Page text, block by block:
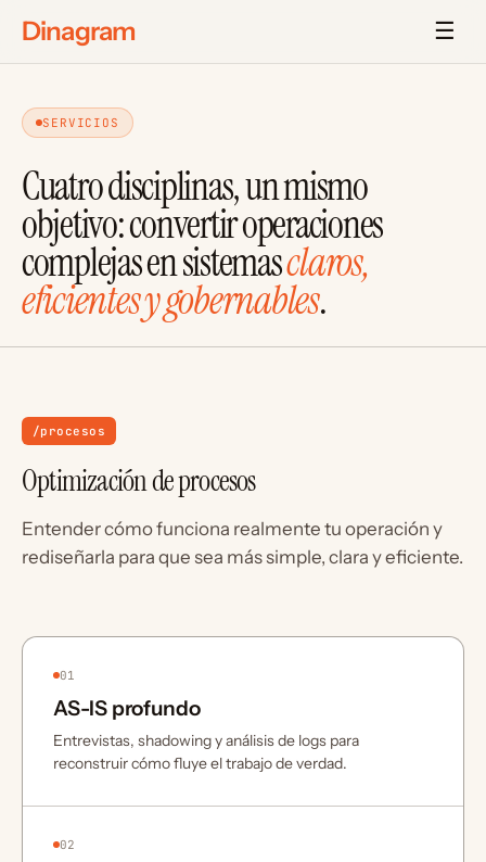
Dinagram ☰
SERVICIOS
Cuatro disciplinas, un mismo
objetivo: convertir operaciones
complejas en sistemasclaros,
eficientes y gobernables.
/procesos
Optimización de procesos
Entender cómo funciona realmente tu operación y
rediseñarla para que sea más simple, clara y eficiente.
01
AS-IS profundo
Entrevistas, shadowing y análisis de logs para
reconstruir cómo fluye el trabajo de verdad.
02